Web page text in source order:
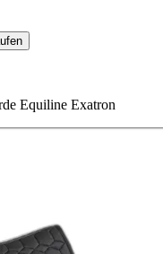
Equiline Exatron